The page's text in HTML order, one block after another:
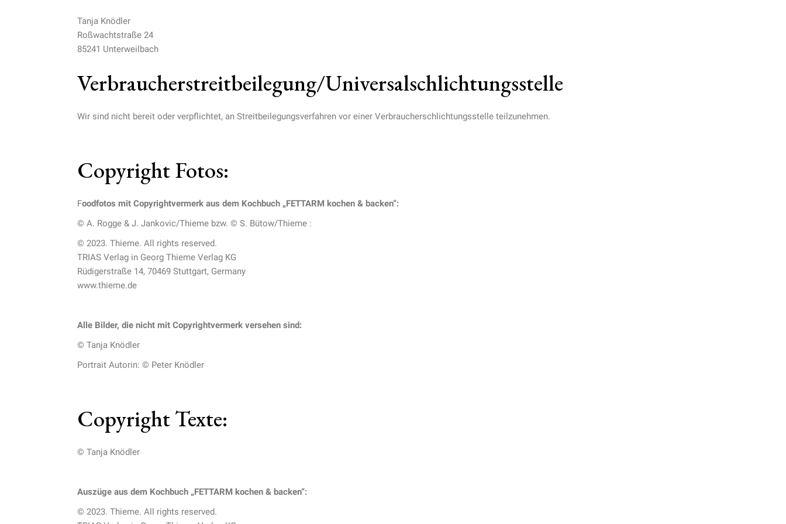
Tanja Knödler
Roßwachtstraße 24
85241 Unterweilbach
Verbraucherstreitbeilegung/Universalschlichtungsstelle
Wir sind nicht bereit oder verpflichtet, an Streitbeilegungsverfahren vor einer Verbraucherschlichtungsstelle teilzunehmen.
Copyright Fotos:
Foodfotos mit Copyrightvermerk aus dem Kochbuch „FETTARM kochen & backen“:
© A. Rogge & J. Jankovic/Thieme bzw. © S. Bütow/Thieme :
© 2023. Thieme. All rights reserved.
TRIAS Verlag in Georg Thieme Verlag KG
Rüdigerstraße 14, 70469 Stuttgart, Germany
www.thieme.de
Alle Bilder, die nicht mit Copyrightvermerk versehen sind:
© Tanja Knödler
Portrait Autorin: © Peter Knödler
Copyright Texte:
© Tanja Knödler
Auszüge aus dem Kochbuch „FETTARM kochen & backen“:
© 2023. Thieme. All rights reserved.